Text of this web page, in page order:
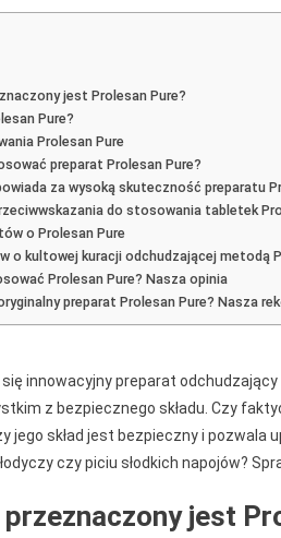
Tłuszczu
jest Prolesan Pure?
Pure?
Prolesan Pure
preparat Prolesan Pure?
za wysoką skuteczność preparatu
do stosowania tabletek
o Prolesan Pure
o kultowej kuracji odchudzającej metodą
Prolesan Pure? Nasza opinia
preparat Prolesan Pure? Nasza
się innowacyjny preparat odchudzający
z bezpiecznego składu. Czy
jego skład jest bezpieczny i
czy piciu słodkich napojów?
przeznaczony jest